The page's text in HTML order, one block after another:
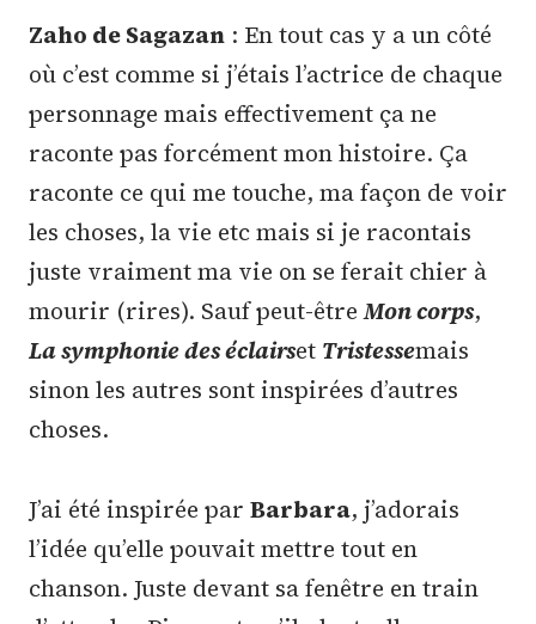
Zaho de Sagazan : En tout cas y a un côté
où c’est comme si j’étais l’actrice de chaque
personnage mais effectivement ça ne
raconte pas forcément mon histoire. Ça
raconte ce qui me touche, ma façon de voir
les choses, la vie etc mais si je racontais
juste vraiment ma vie on se ferait chier à
mourir (rires). Sauf peut-êtreMon corps,
La symphonie des éclairset Tristessemais
sinon les autres sont inspirées d’autres
choses.
J’ai été inspirée par Barbara, j’adorais
l’idée qu’elle pouvait mettre tout en
chanson. Juste devant sa fenêtre en train